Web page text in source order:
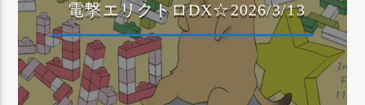
電撃エリクトロDX☆2026/3/13